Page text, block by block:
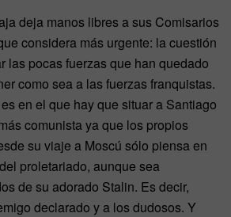
deja manos libres a sus Comisarios
considera más urgente: la cuestión
las pocas fuerzas que han quedado
como sea a las fuerzas franquistas.
en el que hay que situar a Santiago
comunista ya que los propios
su viaje a Moscú sólo piensa en
proletariado, aunque sea
de su adorado Stalin. Es decir,
declarado y a los dudosos. Y